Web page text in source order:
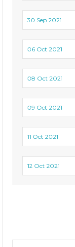
30 Sep 2021
06 Oct 2021
08 Oct 2021
09 Oct 2021
11 Oct 2021
12 Oct 2021